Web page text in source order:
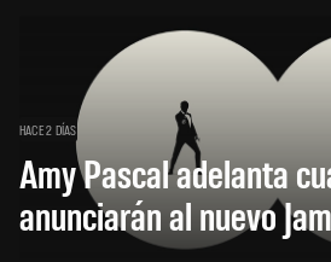
HACE 2 DÍAS
Amy Pascal adelanta
anunciarán al nuevo